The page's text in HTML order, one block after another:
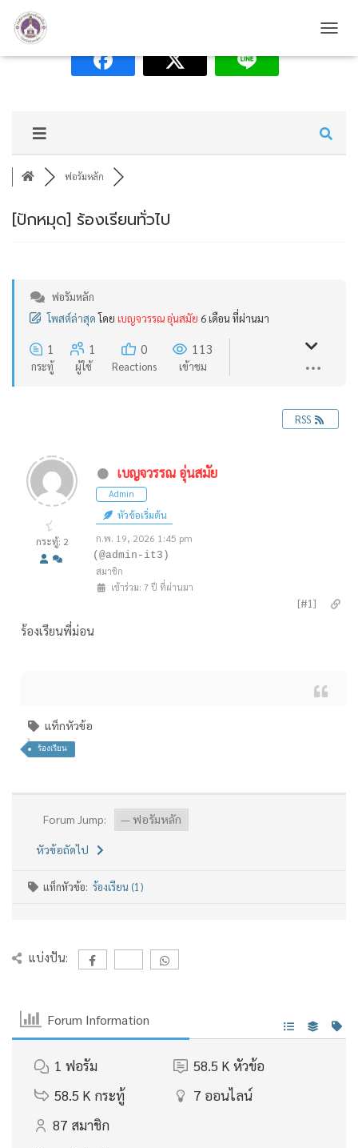
O
N
ฟอรัมหลัก
[ปักหมุด] ร้องเรียนทั่วไป
ฟอรัมหลัก
โพสต์ล่าสุด โดย เบญจวรรณ อุ่นสมัย 6 เดือน ที่ผ่านมา
1
กระทู้
1
ผู้ใช้
0
Reactions
113
เข้าชม
RSS
กระทู้: 2
เบญจวรรณ อุ่นสมัย
Admin
หัวข้อเริ่มต้น
ก.พ. 19, 2026 1:45 pm
(@admin-it3)
สมาชิก
เข้าร่วม: 7 ปี ที่ผ่านมา
[#1]
ร้องเรียนพี่ม่อน
แท็กหัวข้อ
ร้องเรียน
Forum Jump:
หัวข้อถัดไป
แท็กหัวข้อ: ร้องเรียน (1)
แบ่งปัน:
Forum Information
1 ฟอรัม 58.5 K หัวข้อ
58.5 K กระทู้ 7 ออนไลน์
87 สมาชิก